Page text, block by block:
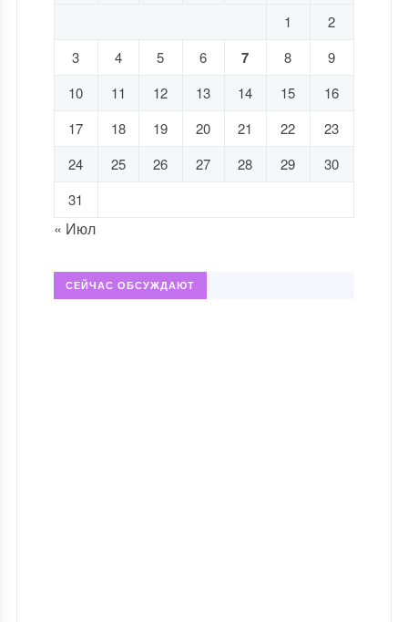
1
2
3
4 5 6 7 8
9
10
11 12 13 14 15
16
17
18 19 20 21 22
23
24
25 26 27 28 29
30
31
« Июл
СЕЙЧАС ОБСУЖДАЮТ